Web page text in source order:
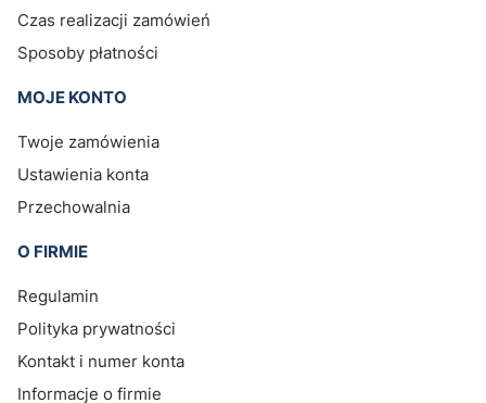
Czas realizacji zamówień
Sposoby płatności
MOJE KONTO
Twoje zamówienia
Ustawienia konta
Przechowalnia
O FIRMIE
Regulamin
Polityka prywatności
Kontakt i numer konta
Informacje o firmie